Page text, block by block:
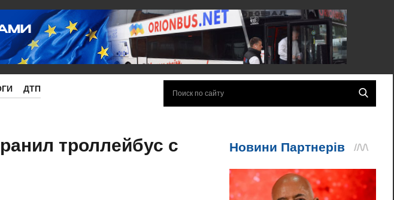
ДТП
троллейбус с